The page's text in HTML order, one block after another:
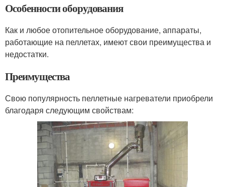
Особенности оборудования
Как и любое отопительное оборудование, аппараты,
работающие на пеллетах, имеют свои преимущества и
недостатки.
Преимущества
Свою популярность пеллетные нагреватели приобрели
благодаря следующим свойствам: